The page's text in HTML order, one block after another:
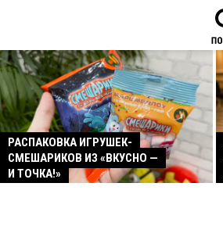
РАСПАКОВКА ИГРУШЕК-
СМЕШАРИКОВ ИЗ «ВКУСНО —
И ТОЧКА!»